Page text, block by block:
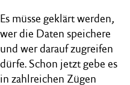
Es müsse geklärt werden,
wer die Daten speichere
und wer darauf zugreifen
dürfe. Schon jetzt gebe es
in zahlreichen Zügen